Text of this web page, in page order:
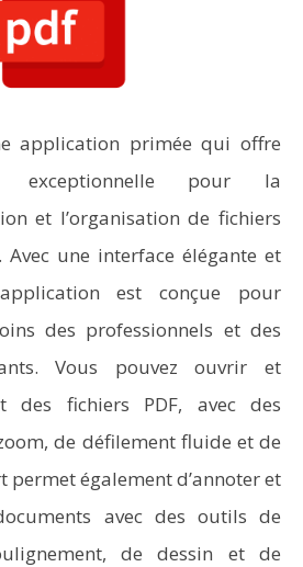
application primée qui offre
exceptionnelle pour la
et l’organisation de fichiers
Avec une interface élégante et
est conçue pour
des professionnels et des
Vous pouvez ouvrir et
des fichiers PDF, avec des
de défilement fluide et de
permet également d’annoter et
avec des outils de
de dessin et de